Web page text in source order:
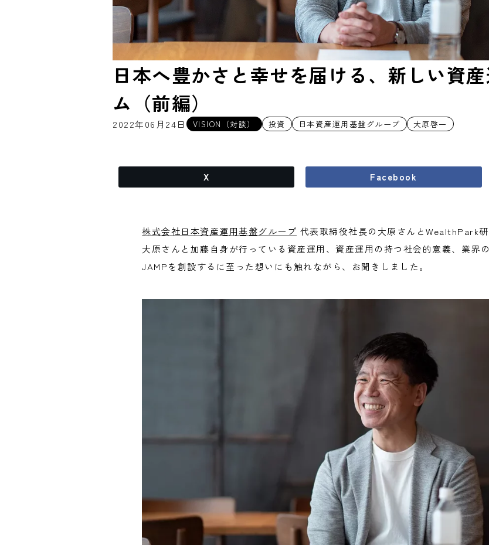
日本へ豊かさと幸せを届ける、新しい資
ム（前編）
2022年06月24日 VISION（対談） 投資 日本資産運用基盤グループ 大原啓一
X Facebook
株式会社日本資産運用基盤グループ 代表取締役社長の大原さんとWealthPark
大原さんと加藤自身が行っている資産運用、資産運用の持つ社会的意義、業界
JAMPを創設するに至った想いにも触れながら、お聞きしました。